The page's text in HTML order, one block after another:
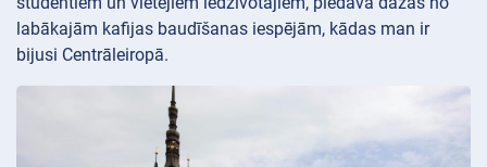
labākajām kafijas baudīšanas iespējām, kādas man ir
bijusi Centrāleiropā.